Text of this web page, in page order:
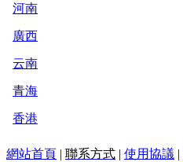
河南
廣西
云南
青海
香港
網站首頁 | 聯系方式 | 使用協議 |